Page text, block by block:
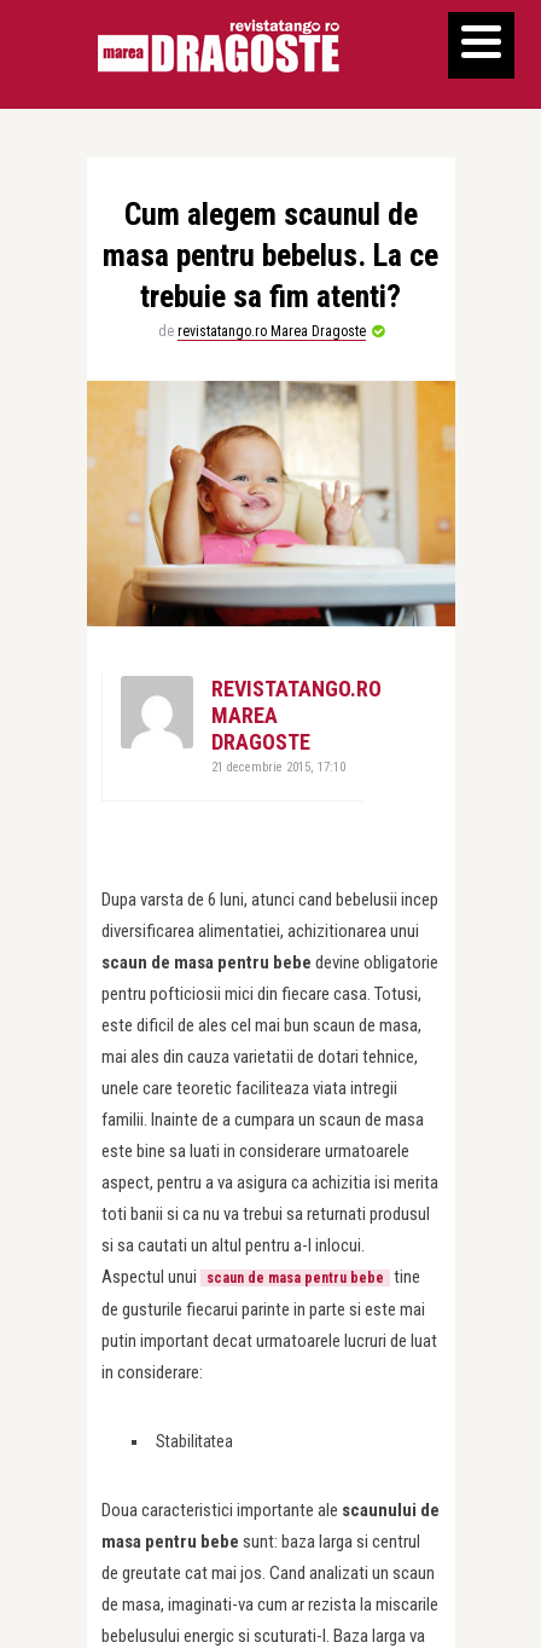
Cum alegem scaunul de
masa pentru bebelus. La ce
trebuie sa fim atenti?
de revistatango.ro Marea Dragoste
REVISTATANGO.RO
MAREA
DRAGOSTE
21 decembrie 2015, 17:10
Dupa varsta de 6 luni, atunci cand bebelusii incep
diversificarea alimentatiei, achizitionarea unui
scaun de masa pentru bebe devine obligatorie
pentru pofticiosii mici din fiecare casa. Totusi,
este dificil de ales cel mai bun scaun de masa,
mai ales din cauza varietatii de dotari tehnice,
unele care teoretic faciliteaza viata intregii
familii. Inainte de a cumpara un scaun de masa
este bine sa luati in considerare urmatoarele
aspect, pentru a va asigura ca achizitia isi merita
toti banii si ca nu va trebui sa returnati produsul
si sa cautati un altul pentru a-l inlocui.
Aspectul unui
scaun de masa pentru bebe
tine
de gusturile fiecarui parinte in parte si este mai
putin important decat urmatoarele lucruri de luat
in considerare:
Stabilitatea
Doua caracteristici importante ale scaunului de
masa pentru bebe sunt: baza larga si centrul
de greutate cat mai jos. Cand analizati un scaun
de masa, imaginati-va cum ar rezista la miscarile
bebelusului energic si scuturati-l. Baza larga va